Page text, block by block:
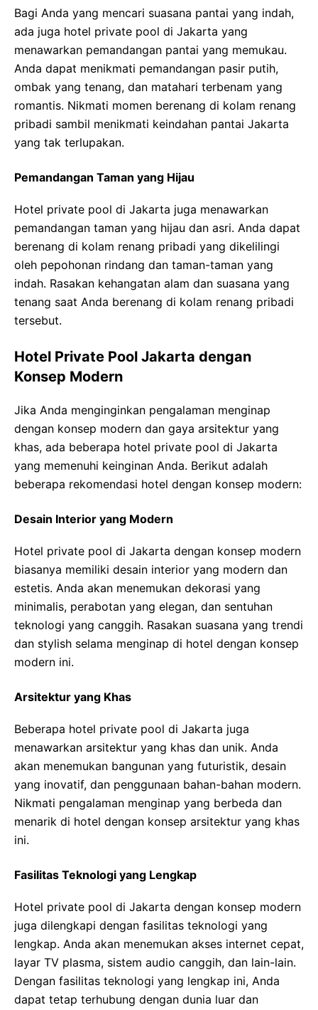
Bagi Anda yang mencari suasana pantai yang indah,
ada juga hotel private pool di Jakarta yang
menawarkan pemandangan pantai yang memukau.
Anda dapat menikmati pemandangan pasir putih,
ombak yang tenang, dan matahari terbenam yang
romantis. Nikmati momen berenang di kolam renang
pribadi sambil menikmati keindahan pantai Jakarta
yang tak terlupakan.
Pemandangan Taman yang Hijau
Hotel private pool di Jakarta juga menawarkan
pemandangan taman yang hijau dan asri. Anda dapat
berenang di kolam renang pribadi yang dikelilingi
oleh pepohonan rindang dan taman-taman yang
indah. Rasakan kehangatan alam dan suasana yang
tenang saat Anda berenang di kolam renang pribadi
tersebut.
Hotel Private Pool Jakarta dengan
Konsep Modern
Jika Anda menginginkan pengalaman menginap
dengan konsep modern dan gaya arsitektur yang
khas, ada beberapa hotel private pool di Jakarta
yang memenuhi keinginan Anda. Berikut adalah
beberapa rekomendasi hotel dengan konsep modern:
Desain Interior yang Modern
Hotel private pool di Jakarta dengan konsep modern
biasanya memiliki desain interior yang modern dan
estetis. Anda akan menemukan dekorasi yang
minimalis, perabotan yang elegan, dan sentuhan
teknologi yang canggih. Rasakan suasana yang trendi
dan stylish selama menginap di hotel dengan konsep
modern ini.
Arsitektur yang Khas
Beberapa hotel private pool di Jakarta juga
menawarkan arsitektur yang khas dan unik. Anda
akan menemukan bangunan yang futuristik, desain
yang inovatif, dan penggunaan bahan-bahan modern.
Nikmati pengalaman menginap yang berbeda dan
menarik di hotel dengan konsep arsitektur yang khas
ini.
Fasilitas Teknologi yang Lengkap
Hotel private pool di Jakarta dengan konsep modern
juga dilengkapi dengan fasilitas teknologi yang
lengkap. Anda akan menemukan akses internet cepat,
layar TV plasma, sistem audio canggih, dan lain-lain.
Dengan fasilitas teknologi yang lengkap ini, Anda
dapat tetap terhubung dengan dunia luar dan